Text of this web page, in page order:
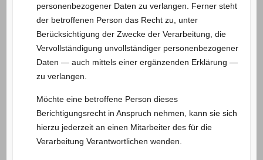
personenbezogener Daten zu verlangen. Ferner steht
der betroffenen Person das Recht zu, unter
Berücksichtigung der Zwecke der Verarbeitung, die
Vervollständigung unvollständiger personenbezogener
Daten — auch mittels einer ergänzenden Erklärung —
zu verlangen.
Möchte eine betroffene Person dieses
Berichtigungsrecht in Anspruch nehmen, kann sie sich
hierzu jederzeit an einen Mitarbeiter des für die
Verarbeitung Verantwortlichen wenden.